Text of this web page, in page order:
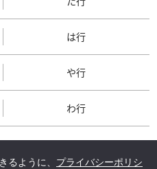
は行
や行
わ行
るように、 プライバシーポリシ